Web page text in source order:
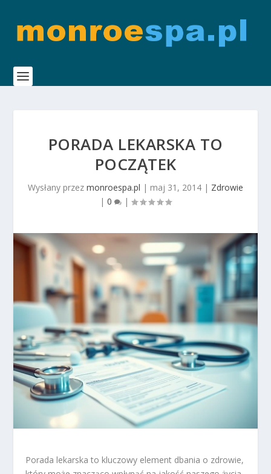
PORADA LEKARSKA TO
POCZĄTEK
Wysłany przez monroespa.pl | maj 31, 2014 | Zdrowie
| 0 |
Porada lekarska to kluczowy element dbania o zdrowie,